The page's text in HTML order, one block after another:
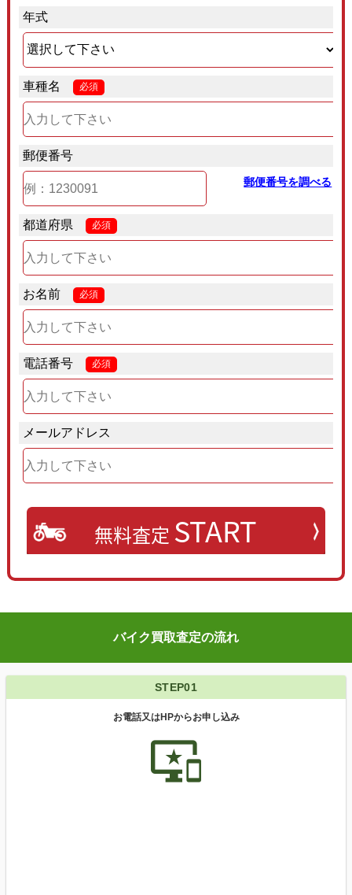
年式
車種名 必須
郵便番号
郵便番号を調べる
都道府県 必須
お名前 必須
電話番号 必須
メールアドレス
無料査定 START
バイク買取査定の流れ
STEP01
お電話又はHPからお申し込み
important_devices